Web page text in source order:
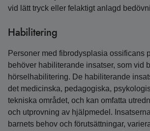
vid lätt tryck eller felaktigt anlagd
Habilitering
Personer med fibrodysplasia ossificans
behöver habiliterande insatser, som vid
hörselhabilitering. De habiliterande
det medicinska, pedagogiska,
tekniska området, och kan omfatta
och utprovning av hjälpmedel.
barnets behov och förutsättningar,